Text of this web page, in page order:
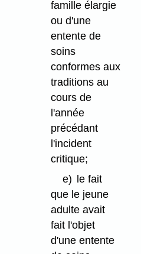
famille élargie
ou d'une
entente de
soins
conformes aux
traditions au
cours de
l'année
précédant
l'incident
critique;
e)
le fait
que le jeune
adulte avait
fait l'objet
d'une entente